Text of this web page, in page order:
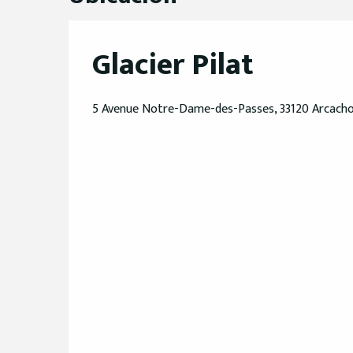
Glacier Pilat
5 Avenue Notre-Dame-des-Passes, 33120